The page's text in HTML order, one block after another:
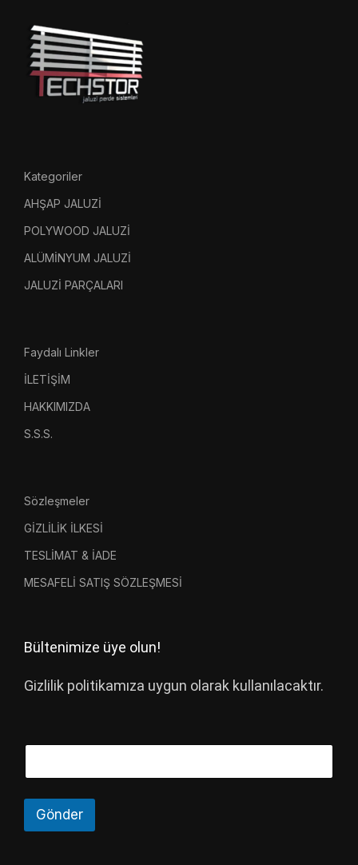
Kategoriler
AHŞAP JALUZİ
POLYWOOD JALUZİ
ALÜMİNYUM JALUZİ
JALUZİ PARÇALARI
Faydalı Linkler
İLETİŞİM
HAKKIMIZDA
S.S.S.
Sözleşmeler
GİZLİLİK İLKESİ
TESLİMAT & İADE
MESAFELİ SATIŞ SÖZLEŞMESİ
Bültenimize üye olun!
Gizlilik politikamıza uygun olarak kullanılacaktır.
Gönder